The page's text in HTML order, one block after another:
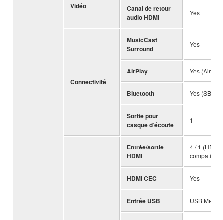
Vidéo
Canal de retour
audio HDMI
Yes
Connectivité
MusicCast
Surround
Yes
AirPlay Yes
Bluetooth Yes (SBC /
Sortie pour
casque d’écoute
1
Entrée/sortie
HDMI
4 / 1
compatible)
HDMI CEC Yes
Entrée USB USB